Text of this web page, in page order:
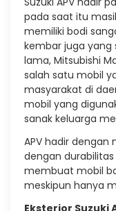
pada saat itu
memiliki bodi
kembar juga yang
lama, Mitsubishi
salah satu mobil
masyarakat di
mobil yang
sanak keluarga
APV hadir
dengan durabilitas
membuat mobil
meskipun hanya
Eksterior Suzuki